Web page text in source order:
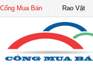
Cổng Mua Bán Rao Vặt